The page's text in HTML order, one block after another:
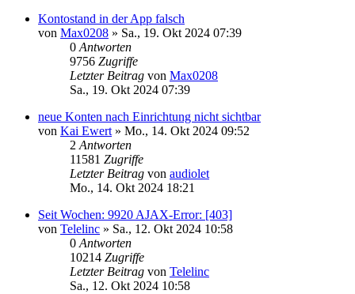
Kontostand in der App falsch
von Max0208 » Sa., 19. Okt 2024 07:39
0 Antworten
9756 Zugriffe
Letzter Beitrag von Max0208
Sa., 19. Okt 2024 07:39
neue Konten nach Einrichtung nicht sichtbar
von Kai Ewert » Mo., 14. Okt 2024 09:52
2 Antworten
11581 Zugriffe
Letzter Beitrag von audiolet
Mo., 14. Okt 2024 18:21
Seit Wochen: 9920 AJAX-Error: [403]
von Telelinc » Sa., 12. Okt 2024 10:58
0 Antworten
10214 Zugriffe
Letzter Beitrag von Telelinc
Sa., 12. Okt 2024 10:58